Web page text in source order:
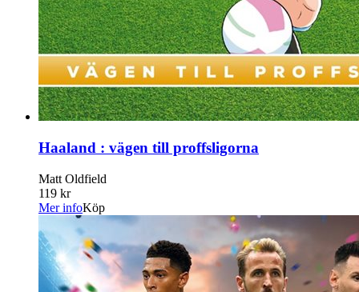
Haaland : vägen till proffsligorna
Matt Oldfield
119 kr
Mer infoKöp